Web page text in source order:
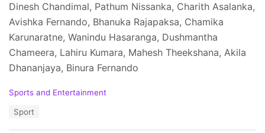
Dinesh Chandimal, Pathum Nissanka, Charith Asalanka,
Avishka Fernando, Bhanuka Rajapaksa, Chamika
Karunaratne, Wanindu Hasaranga, Dushmantha
Chameera, Lahiru Kumara, Mahesh Theekshana, Akila
Dhananjaya, Binura Fernando
C
Sports and Entertainment
Sport